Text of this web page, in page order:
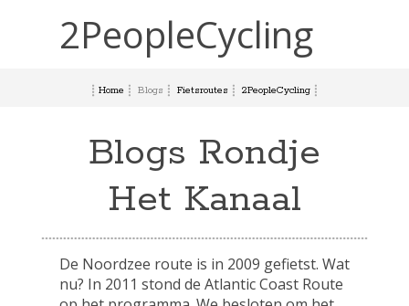
2PeopleCycling
Home Blogs Fietsroutes 2PeopleCycling
Blogs Rondje
Het Kanaal
De Noordzee route is in 2009 gefietst. Wat
nu? In 2011 stond de Atlantic Coast Route